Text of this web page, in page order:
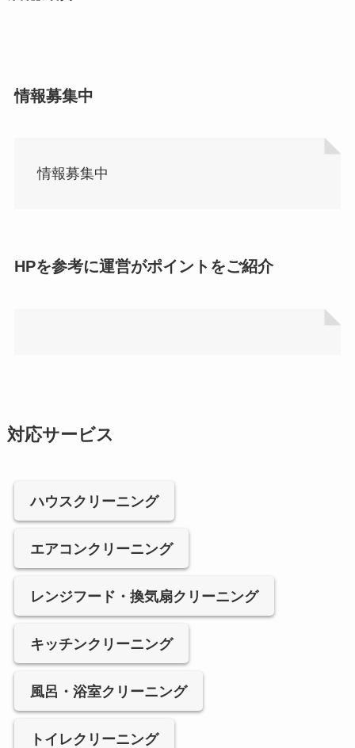
情報募集中
情報募集中
HPを参考に運営がポイントをご紹介
対応サービス
ハウスクリーニング
エアコンクリーニング
レンジフード・換気扇クリーニング
キッチンクリーニング
風呂・浴室クリーニング
トイレクリーニング